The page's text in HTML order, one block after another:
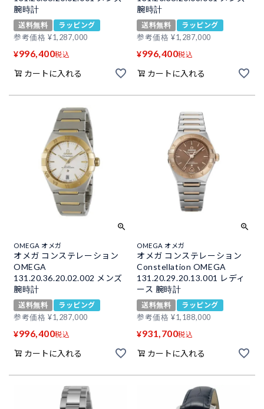
腕時計
送料無料
ラッピング
参考価格 ¥1,287,000
¥996,400税込
カートに入れる
腕時計
送料無料
ラッピング
参考価格 ¥1,287,000
¥996,400税込
カートに入れる
OMEGA オメガ
オメガ コンステレーション
OMEGA
131.20.36.20.02.002 メンズ
腕時計
送料無料
ラッピング
参考価格 ¥1,287,000
¥996,400税込
カートに入れる
OMEGA オメガ
オメガ コンステレーション
Constellation OMEGA
131.20.29.20.13.001 レディ
ース 腕時計
送料無料
ラッピング
参考価格 ¥1,188,000
¥931,700税込
カートに入れる